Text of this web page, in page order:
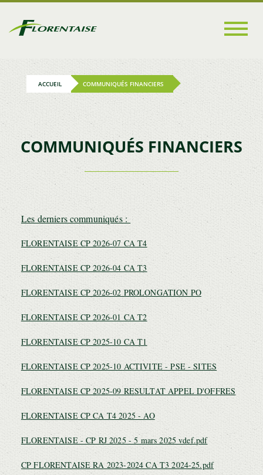
Go to
main
ACCUEIL COMMUNIQUÉS FINANCIERS
COMMUNIQUÉS FINANCIERS
Les derniers communiqués :
FLORENTAISE CP 2026-07 CA T4
FLORENTAISE CP 2026-04 CA T3
FLORENTAISE CP 2026-02 PROLONGATION PO
FLORENTAISE CP 2026-01 CA T2
FLORENTAISE CP 2025-10 CA T1
FLORENTAISE CP 2025-10 ACTIVITE - PSE - SITES
FLORENTAISE CP 2025-09 RESULTAT APPEL D'OFFRES
FLORENTAISE CP CA T4 2025 - AO
FLORENTAISE - CP RJ 2025 - 5 mars 2025 vdef.pdf
CP FLORENTAISE RA 2023-2024 CA T3 2024-25.pdf